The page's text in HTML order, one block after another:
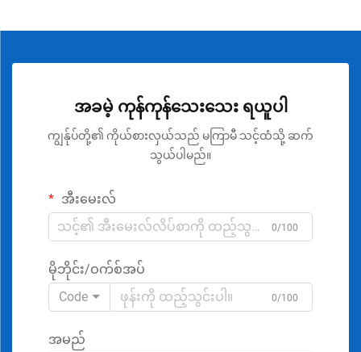
အခမဲ့ ကုန်ကုန်သေးသေး ရယူပါ
ကျွန်ုပ်တို့၏ ကိုယ်စားလှယ်သည် မကြာမီ သင့်ထံသို့ ဆက်
သွယ်ပါမည်။
အီးမေးလ်
0/100
မိုဘိုင်း/ဝက်စ်အပ်
Code
0/100
အမည်